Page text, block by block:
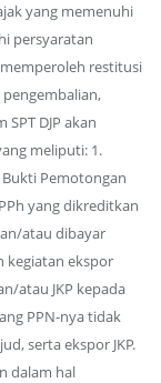
yang memenuhi
persyaratan
restitusi
DJP akan
meliputi: 1.
Pemotongan
yang dikreditkan
atau dibayar
kegiatan ekspor
atau JKP kepada
PPN-nya tidak
serta ekspor JKP.
dalam hal